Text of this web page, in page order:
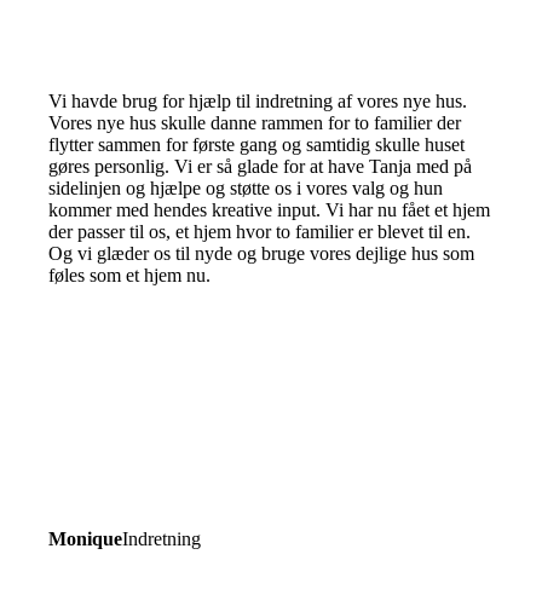
Vi havde brug for hjælp til indretning af vores nye hus.
Vores nye hus skulle danne rammen for to familier der
flytter sammen for første gang og samtidig skulle huset
gøres personlig. Vi er så glade for at have Tanja med på
sidelinjen og hjælpe og støtte os i vores valg og hun
kommer med hendes kreative input. Vi har nu fået et hjem
der passer til os, et hjem hvor to familier er blevet til en.
Og vi glæder os til nyde og bruge vores dejlige hus som
føles som et hjem nu.
MoniqueIndretning